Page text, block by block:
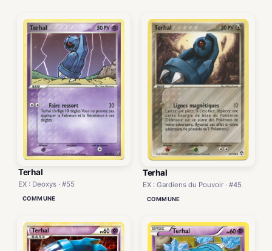
Terhal
EX : Deoxys · #55
COMMUNE
Terhal
EX : Gardiens du Pouvoir · #45
COMMUNE